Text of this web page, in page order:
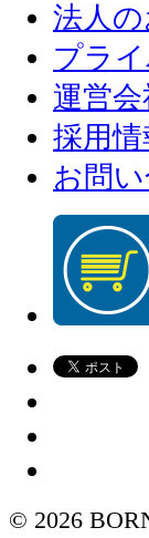
法人
プラ
運営会
採用情
お問
© 2026